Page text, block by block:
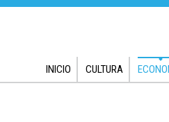
INICIO CULTURA